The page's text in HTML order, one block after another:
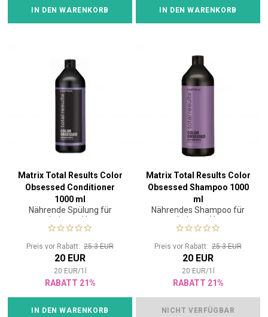
IN DEN WARENKORB IN DEN WARENKORB
Matrix Total Results Color
Obsessed Conditioner
1000 ml
Nährende Spülung für
coloriertes Haar
Preis vor Rabatt: 25.3 EUR
20 EUR
20 EUR/1
RABATT 21%
IN DEN WARENKORB
Matrix Total Results Color
Obsessed Shampoo 1000
ml
Nährendes Shampoo für
coloriertes Haar
Preis vor Rabatt: 25.3 EUR
20 EUR
20 EUR/1
RABATT 21%
NICHT VERFÜGBAR